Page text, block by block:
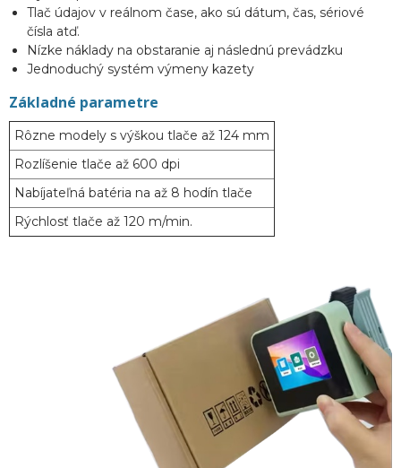
Tlač údajov v reálnom čase, ako sú dátum, čas, sériové
čísla atď.
Nízke náklady na obstaranie aj následnú prevádzku
Jednoduchý systém výmeny kazety
Základné parametre
Rôzne modely s výškou tlače až 124 mm
Rozlíšenie tlače až 600 dpi
Nabíjateľná batéria na až 8 hodín tlače
Rýchlosť tlače až 120 m/min.